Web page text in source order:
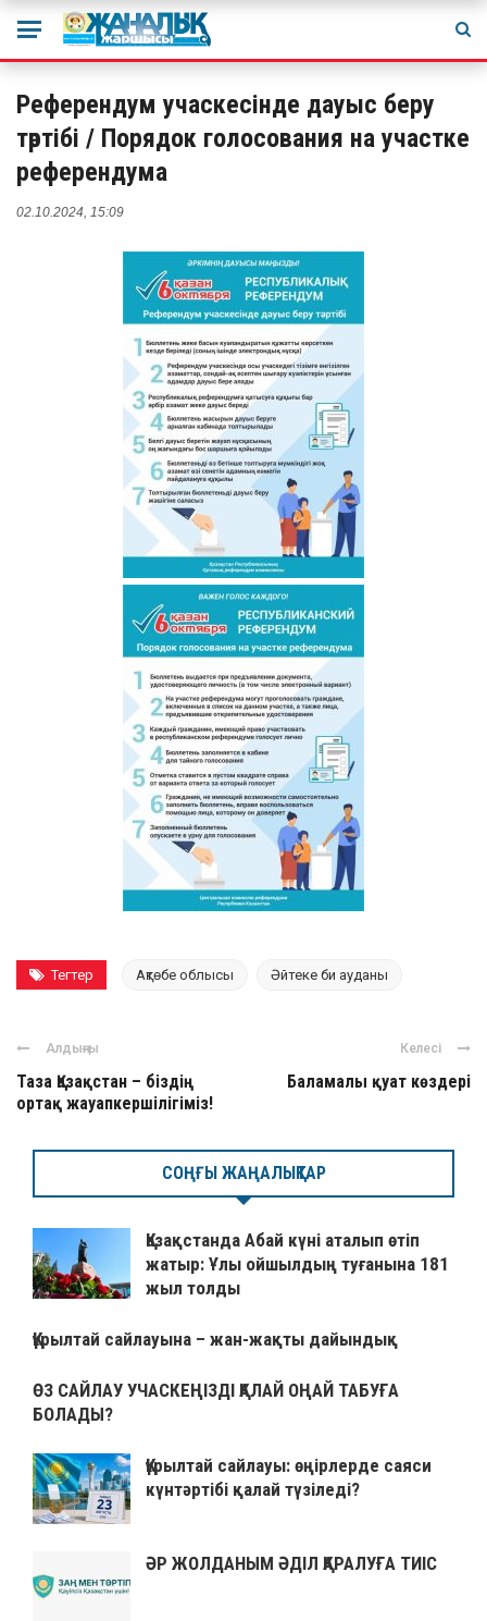
Референдум учаскесінде дауыс беру
тәртібі / Порядок голосования на участке
референдума
02.10.2024, 15:09
Тегтер Ақтөбе облысы Әйтеке би ауданы
Алдыңғы
Таза Қазақстан – біздің
ортақ жауапкершілігіміз!
Келесі
Баламалы қуат көздері
СОҢҒЫ ЖАҢАЛЫҚТАР
Қазақстанда Абай күні аталып өтіп
жатыр: Ұлы ойшылдың туғанына 181
жыл толды
Құрылтай сайлауына – жан-жақты дайындық
ӨЗ САЙЛАУ УЧАСКЕҢІЗДІ ҚАЛАЙ ОҢАЙ ТАБУҒА
БОЛАДЫ?
Құрылтай сайлауы: өңірлерде саяси
күнтәртібі қалай түзіледі?
ӘР ЖОЛДАНЫМ ӘДІЛ ҚАРАЛУҒА ТИІС